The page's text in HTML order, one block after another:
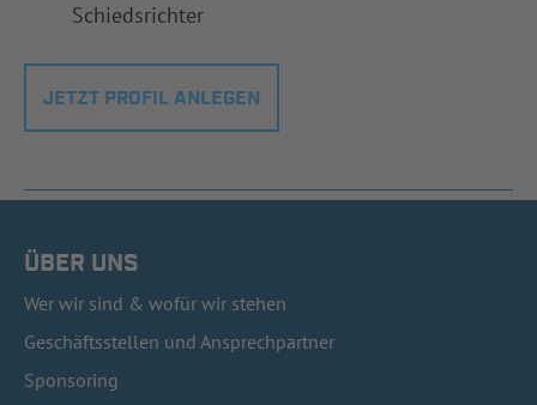
Schiedsrichter
JETZT PROFIL ANLEGEN
ÜBER UNS
Wer wir sind & wofür wir stehen
Geschäftsstellen und Ansprechpartner
Sponsoring